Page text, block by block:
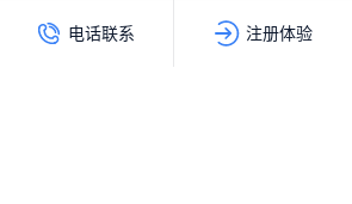
电话联系 注册体验